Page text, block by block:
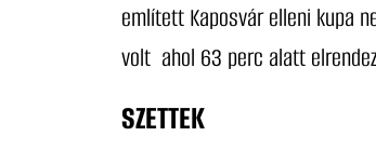
említett Kaposvár elleni kupa
volt ahol 63 perc alatt
SZETTEK